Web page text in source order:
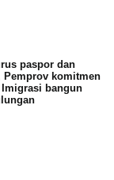
paspor dan
Pemprov komitmen
Imigrasi bangun